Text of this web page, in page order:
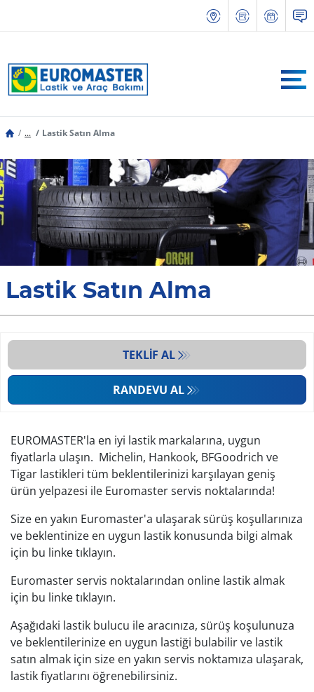
... Lastik Satın Alma
Lastik Satın Alma
TEKLIF AL
RANDEVU AL
EUROMASTER'la en iyi lastik markalarına, uygun
fiyatlarla ulaşın. Michelin, Hankook, BFGoodrich ve
Tigar lastikleri tüm beklentilerinizi karşılayan geniş
ürün yelpazesi ile Euromaster servis noktalarında!
Size en yakın Euromaster'a ulaşarak sürüş koşullarınıza
ve beklentinize en uygun lastik konusunda bilgi almak
için bu linke tıklayın.
Euromaster servis noktalarından online lastik almak
için bu linke tıklayın.
Aşağıdaki lastik bulucu ile aracınıza, sürüş koşulunuza
ve beklentilerinize en uygun lastiği bulabilir ve lastik
satın almak için size en yakın servis noktamıza ulaşarak,
lastik fiyatlarını öğrenebilirsiniz.